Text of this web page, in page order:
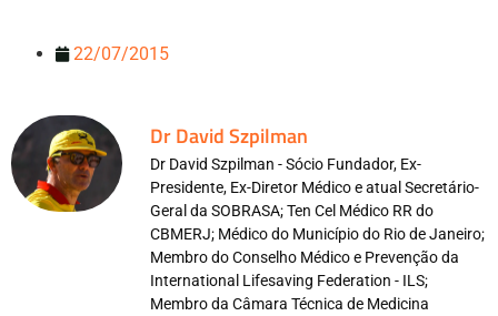
22/07/2015
Dr David Szpilman
Dr David Szpilman - Sócio Fundador, Ex-
Presidente, Ex-Diretor Médico e atual Secretário-
Geral da SOBRASA; Ten Cel Médico RR do
CBMERJ; Médico do Município do Rio de Janeiro;
Membro do Conselho Médico e Prevenção da
International Lifesaving Federation - ILS;
Membro da Câmara Técnica de Medicina